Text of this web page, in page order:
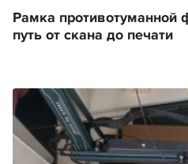
Рамка противотуманной
путь от скана до печати